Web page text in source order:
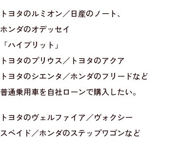
トヨタのルミオン／日産のノート、
ホンダのオデッセイ
「ハイブリット」
トヨタのプリウス／トヨタのアクア
トヨタのシエンタ／ホンダのフリードなど
普通乗用車を自社ローンで購入したい。
トヨタのヴェルファイア／ヴォクシー
スペイド／ホンダのステップワゴンなど